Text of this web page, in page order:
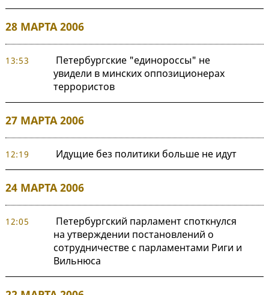
28 МАРТА 2006
13:53
Петербургские "единороссы" не
увидели в минских оппозиционерах
террористов
27 МАРТА 2006
12:19 Идущие без политики больше не идут
24 МАРТА 2006
12:05
Петербургский парламент споткнулся
на утверждении постановлений о
сотрудничестве с парламентами Риги и
Вильнюса